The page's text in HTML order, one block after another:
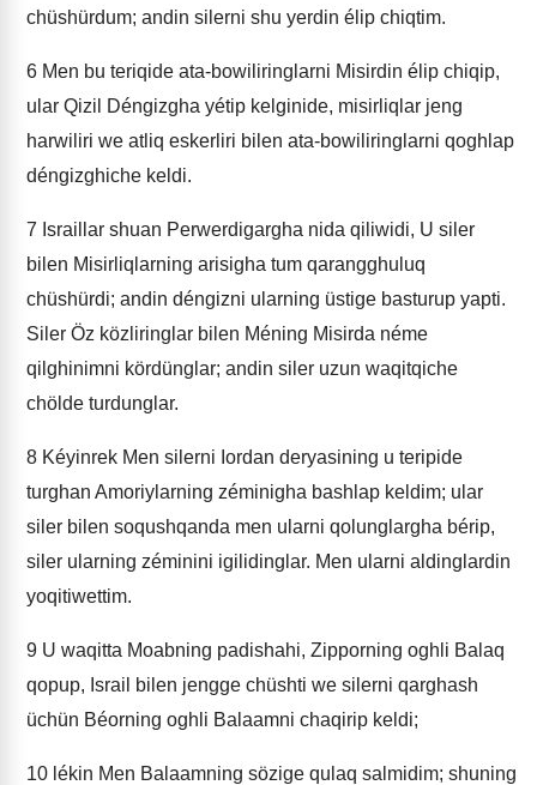
chüshürdum; andin silerni shu yerdin élip chiqtim.
6 Men bu teriqide ata-bowiliringlarni Misirdin élip chiqip,
ular Qizil Déngizgha yétip kelginide, misirliqlar jeng
harwiliri we atliq eskerliri bilen ata-bowiliringlarni qoghlap
déngizghiche keldi.
7 Israillar shuan Perwerdigargha nida qiliwidi, U siler
bilen Misirliqlarning arisigha tum qarangghuluq
chüshürdi; andin déngizni ularning üstige basturup yapti.
Siler Öz közliringlar bilen Méning Misirda néme
qilghinimni kördünglar; andin siler uzun waqitqiche
chölde turdunglar.
8 Kéyinrek Men silerni Iordan deryasining u teripide
turghan Amoriylarning zéminigha bashlap keldim; ular
siler bilen soqushqanda men ularni qolunglargha bérip,
siler ularning zéminini igilidinglar. Men ularni aldinglardin
yoqitiwettim.
9 U waqitta Moabning padishahi, Zipporning oghli Balaq
qopup, Israil bilen jengge chüshti we silerni qarghash
üchün Béorning oghli Balaamni chaqirip keldi;
10 lékin Men Balaamning sözige qulaq salmidim; shuning